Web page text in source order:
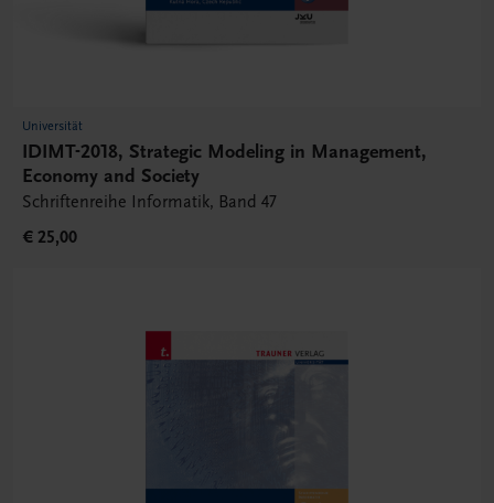
Universität
IDIMT-2018, Strategic Modeling in Management,
Economy and Society
Schriftenreihe Informatik, Band 47
€ 25,00